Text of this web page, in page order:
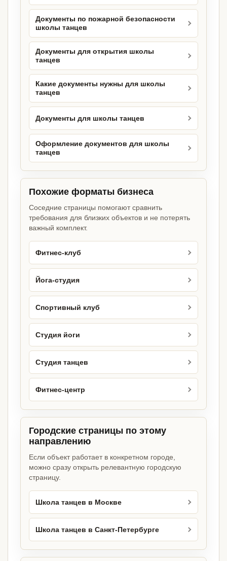
Документы по пожарной безопасности
школы танцев
Документы для открытия школы
танцев
Какие документы нужны для школы
танцев
Документы для школы танцев
Оформление документов для школы
танцев
Похожие форматы бизнеса
Соседние страницы помогают сравнить
требования для близких объектов и не потерять
важный комплект.
Фитнес-клуб
Йога-студия
Спортивный клуб
Студия йоги
Студия танцев
Фитнес-центр
Городские страницы по этому
направлению
Если объект работает в конкретном городе,
можно сразу открыть релевантную городскую
страницу.
Школа танцев в Москве
Школа танцев в Санкт-Петербурге